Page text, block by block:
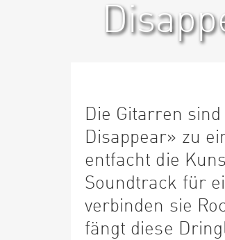
Die Gitarren
Disappear» zu
entfacht die
Soundtrack für
verbinden sie
fängt diese